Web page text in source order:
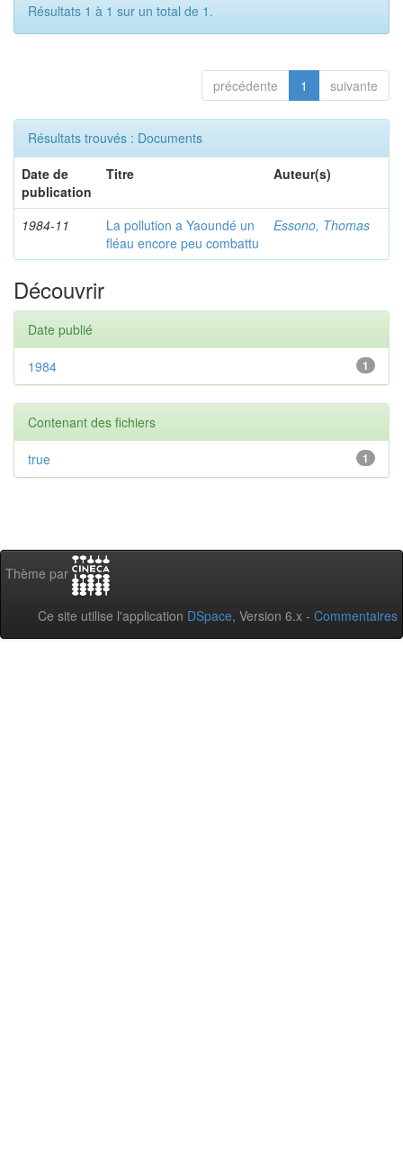
Résultats 1 à 1 sur un total de 1.
précédente 1 suivante
Résultats trouvés : Documents
Date de
publication
Titre Auteur(s)
1984-11
La pollution a Yaoundé un
fléau encore peu combattu
Essono, Thomas
Découvrir
Date publié
1
1984
Contenant des fichiers
1
true
Thème par
Ce site utilise l'application DSpace, Version 6.x - Commentaires